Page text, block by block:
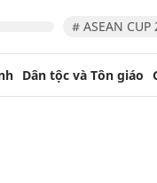
# ASEAN CUP
Dân tộc và Tôn giáo